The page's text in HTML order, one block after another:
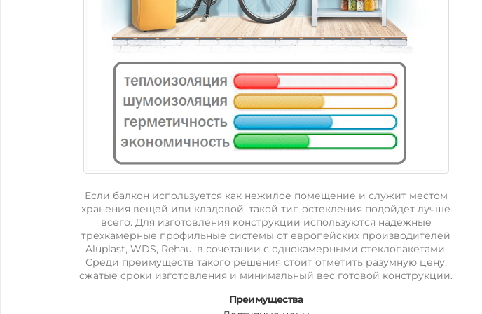
Если балкон используется как нежилое помещение и служит местом
хранения вещей или кладовой, такой тип остекления подойдет лучше
всего. Для изготовления конструкции используются надежные
трехкамерные профильные системы от европейских производителей
Aluplast, WDS, Rehau, в сочетании с однокамерными стеклопакетами.
Среди преимуществ такого решения стоит отметить разумную цену,
сжатые сроки изготовления и минимальный вес готовой конструкции.
Преимущества